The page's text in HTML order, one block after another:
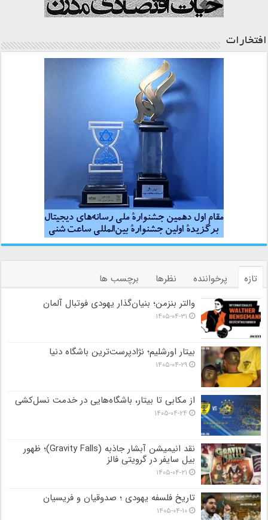
افتخارات
تازه پرخواننده نظرها
برچسب ها
والتر بنزمن؛ بنیان‌گذار یهودی فوتبال آلمان
۱۴۰۵-۰۴-۳۱
بیتار اورشلیم؛ نژادپرست‌ترین باشگاه دنیا
۱۴۰۵-۰۴-۲۹
از مکابی تا بیتار، باشگاه‌هایی در خدمت نسل‌کشی
۱۴۰۵-۰۴-۲۴
نقد انیمیشن آبشار جاذبه (Gravity Falls)؛ ظهور
بیل سایفر در گرویتی فالز
۱۴۰۵-۰۴-۲۱
تاریخ فلسفه یهودی ؛ صدوقیان و فریسیان
۱۴۰۵-۰۴-۱۰